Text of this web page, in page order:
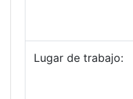
Lugar de trabajo: